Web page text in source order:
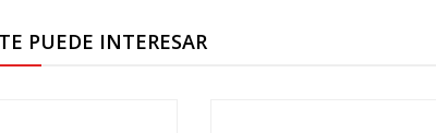
PUEDE INTERESAR